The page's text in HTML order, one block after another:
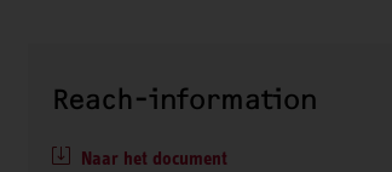
Reach-information
Naar het document